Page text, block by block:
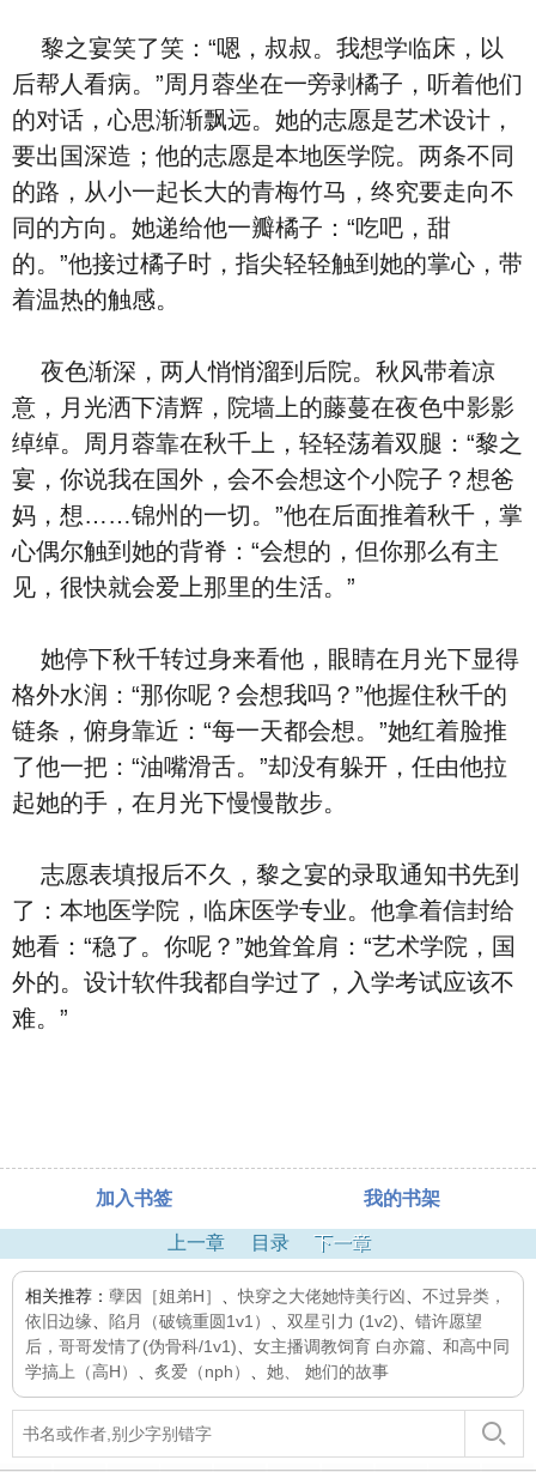
黎之宴笑了笑：“嗯，叔叔。我想学临床，以
后帮人看病。”周月蓉坐在一旁剥橘子，听着他们
的对话，心思渐渐飘远。她的志愿是艺术设计，
要出国深造；他的志愿是本地医学院。两条不同
的路，从小一起长大的青梅竹马，终究要走向不
同的方向。她递给他一瓣橘子：“吃吧，甜
的。”他接过橘子时，指尖轻轻触到她的掌心，带
着温热的触感。
夜色渐深，两人悄悄溜到后院。秋风带着凉
意，月光洒下清辉，院墙上的藤蔓在夜色中影影
绰绰。周月蓉靠在秋千上，轻轻荡着双腿：“黎之
宴，你说我在国外，会不会想这个小院子？想爸
妈，想……锦州的一切。”他在后面推着秋千，掌
心偶尔触到她的背脊：“会想的，但你那么有主
见，很快就会爱上那里的生活。”
她停下秋千转过身来看他，眼睛在月光下显得
格外水润：“那你呢？会想我吗？”他握住秋千的
链条，俯身靠近：“每一天都会想。”她红着脸推
了他一把：“油嘴滑舌。”却没有躲开，任由他拉
起她的手，在月光下慢慢散步。
志愿表填报后不久，黎之宴的录取通知书先到
了：本地医学院，临床医学专业。他拿着信封给
她看：“稳了。你呢？”她耸耸肩：“艺术学院，国
外的。设计软件我都自学过了，入学考试应该不
难。”
加入书签 我的书架
上一章 目录 下一章
相关推荐： 孽因［姐弟H］ 、快穿之大佬她恃美行凶
不过异类，
依旧边缘
陷月（破镜重圆1v1） 双星引力 (1v2)
错许愿望
后，哥哥发情了(伪骨科/1v1)
女主播调教饲育 白亦篇
和高中同
学搞上（高H）
炙爱（nph） 她、 她们的故事